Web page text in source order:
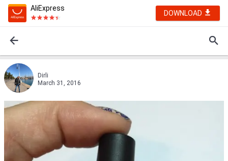
AliExpress
DOWNLOAD
Dirli
March 31, 2016